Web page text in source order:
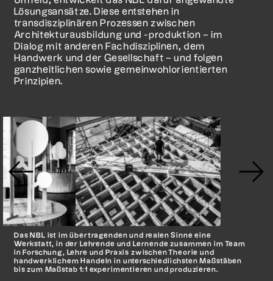
Lösungsansätze. Diese entstehen in
transdisziplinären Prozessen zwischen
Architekturausbildung und -produktion – im
Dialog mit anderen Fachdisziplinen, dem
Handwerk und der Gesellschaft – und folgen
ganzheitlichen sowie gemeinwohlorientierten
Prinzipien.
Das NBL ist im übertragenden und realen Sinne eine
Werkstatt, in der Lehrende und Lernende zusammen im Team
in Forschung, Lehre und Praxis zwischen Theorie und
handwerklichem Handeln in unterschiedlichsten Maßstäben
bis zum Maßstab 1:1 experimentieren und produzieren.